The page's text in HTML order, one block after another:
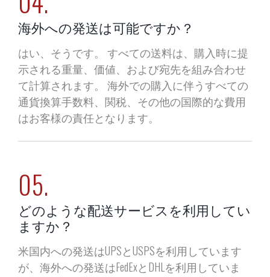
海外への発送は可能ですか？
はい、そうです。 すべての送料は、購入時に提
示される重量、価値、および宛先を組み合わせ
て計算されます。 海外での購入に伴うすべての
通貨換算手数料、関税、その他の国際的な費用
はお客様の責任となります。
05.
どのような配送サービスを利用してい
ますか？
米国内への発送はUPSとUSPSを利用しています
が、海外への発送はFedExとDHLを利用していま